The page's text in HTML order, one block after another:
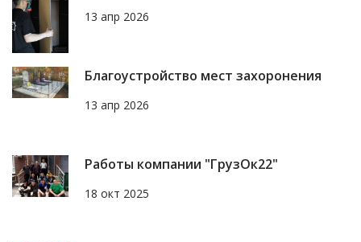
13 апр 2026
Благоустройство мест захоронения
13 апр 2026
Работы компании "ГрузОк22"
18 окт 2025